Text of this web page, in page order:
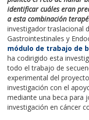
identificar cuáles eran
a esta combinación
investigador traslacional
Gastrointestinales y
módulo de trabajo de
ha codirigido esta
todo el trabajo de
experimental del
investigación con el
mediante una beca para
investigación en cáncer